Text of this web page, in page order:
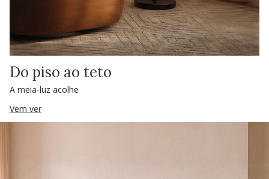
Do piso ao teto
A meia-luz acolhe
Vem ver